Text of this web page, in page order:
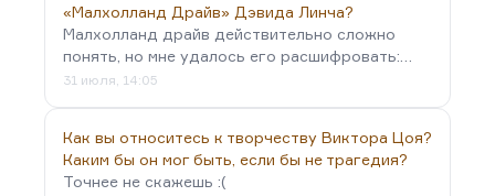
«Малхолланд Драйв» Дэвида Линча?
Малхолланд драйв действительно сложно
понять, но мне удалось его расшифровать:…
31 июля, 14:05
Как вы относитесь к творчеству Виктора Цоя?
Каким бы он мог быть, если бы не трагедия?
Точнее не скажешь :(